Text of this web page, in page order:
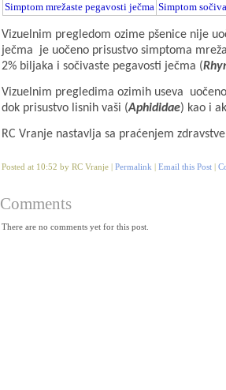
Simptom mrežaste pegavosti ječma Simptom
Vizuelnim pregledom ozime pšenice nije
ječma je uočeno prisustvo simptoma
2% biljaka i sočivaste pegavosti ječma (
Vizuelnim pregledima ozimih useva
dok prisustvo lisnih vaši (Aphididae) kao i
RC Vranje nastavlja sa praćenjem
Posted at 10:52 by RC Vranje | Permalink Email this Post
Comments
There are no comments yet for this post.